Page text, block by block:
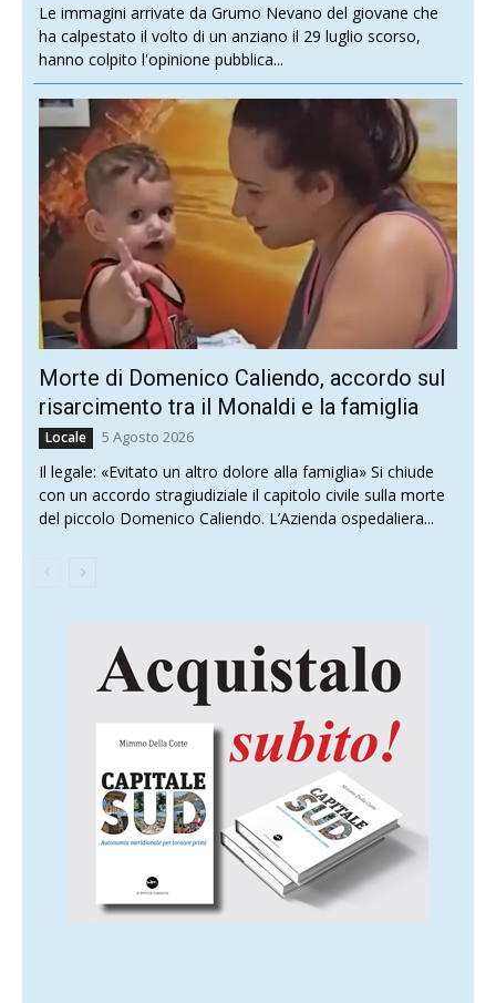
Le immagini arrivate da Grumo Nevano del giovane che
ha calpestato il volto di un anziano il 29 luglio scorso,
hanno colpito l'opinione pubblica...
Morte di Domenico Caliendo, accordo sul
risarcimento tra il Monaldi e la famiglia
Locale 5 Agosto 2026
Il legale: «Evitato un altro dolore alla famiglia» Si chiude
con un accordo stragiudiziale il capitolo civile sulla morte
del piccolo Domenico Caliendo. L’Azienda ospedaliera...